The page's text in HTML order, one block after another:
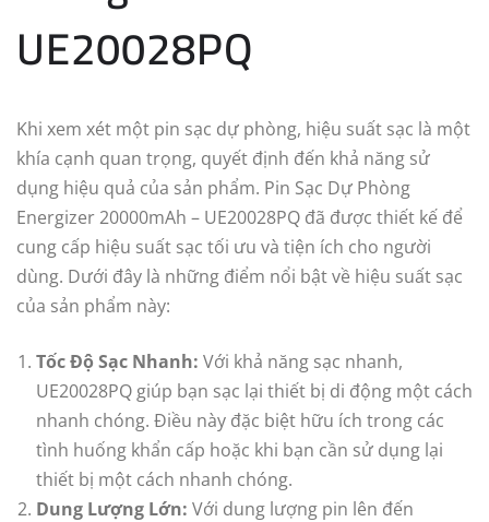
UE20028PQ
Khi xem xét một pin sạc dự phòng, hiệu suất sạc là một
khía cạnh quan trọng, quyết định đến khả năng sử
dụng hiệu quả của sản phẩm. Pin Sạc Dự Phòng
Energizer 20000mAh – UE20028PQ đã được thiết kế để
cung cấp hiệu suất sạc tối ưu và tiện ích cho người
dùng. Dưới đây là những điểm nổi bật về hiệu suất sạc
của sản phẩm này:
Tốc Độ Sạc Nhanh: Với khả năng sạc nhanh,
UE20028PQ giúp bạn sạc lại thiết bị di động một cách
nhanh chóng. Điều này đặc biệt hữu ích trong các
tình huống khẩn cấp hoặc khi bạn cần sử dụng lại
thiết bị một cách nhanh chóng.
Dung Lượng Lớn: Với dung lượng pin lên đến